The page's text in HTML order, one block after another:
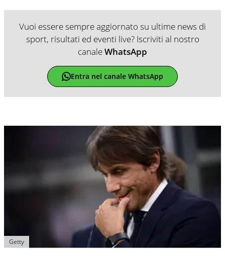
Vuoi essere sempre aggiornato su ultime news di
sport, risultati ed eventi live? Iscriviti al nostro
canaleWhatsApp
Entra nel canale WhatsApp
Getty